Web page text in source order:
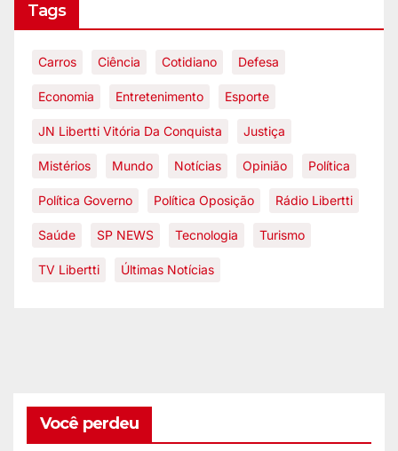
Tags
Carros Ciência Cotidiano Defesa
Economia Entretenimento Esporte
JN Libertti Vitória Da Conquista Justiça
Mistérios Mundo Notícias Opinião Política
Política Governo Política Oposição Rádio Libertti
Saúde SP NEWS Tecnologia Turismo
TV Libertti Últimas Notícias
Você perdeu